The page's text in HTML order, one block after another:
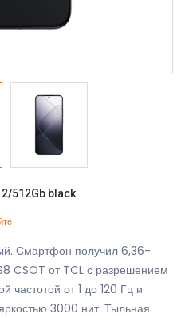
512Gb black
Смартфон получил 6,36-
CSOT от TCL с разрешением
частотой от 1 до 120 Гц и
3000 нит. Тыльная